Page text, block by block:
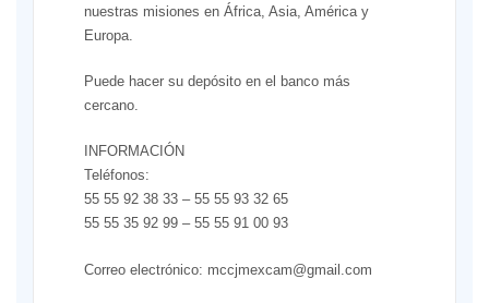
nuestras misiones en África, Asia, América y
Europa.
Puede hacer su depósito en el banco más
cercano.
INFORMACIÓN
Teléfonos:
55 55 92 38 33 – 55 55 93 32 65
55 55 35 92 99 – 55 55 91 00 93
Correo electrónico: mccjmexcam@gmail.com